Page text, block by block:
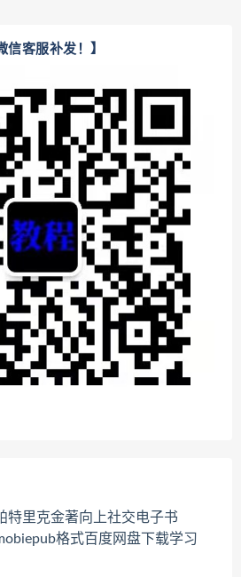
信客服补发！】
特里克金著向上社交电子书
格式百度网盘下载学习